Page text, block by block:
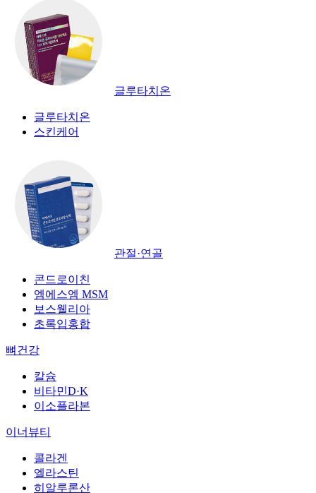
글루타치온
글루타치온
스킨케어
관절·연골
콘드로이친
엠에스엠 MSM
보스웰리아
초록입홍합
뼈건강
칼슘
비타민D·K
이소플라본
이너뷰티
콜라겐
엘라스틴
히알루론산